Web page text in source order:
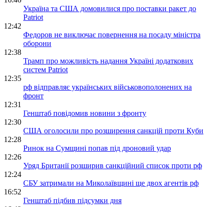
Україна та США домовилися про поставки ракет до
Patriot
12:42
Федоров не виключає повернення на посаду міністра
оборони
12:38
Трамп про можливість надання Україні додаткових
систем Patriot
12:35
рф відправляє українських військовополонених на
фронт
12:31
Генштаб повідомив новини з фронту
12:30
США оголосили про розширення санкцій проти Куби
12:28
Ринок на Сумщині попав під дроновий удар
12:26
Уряд Британії розширив санкційний список проти рф
12:24
СБУ затримали на Миколаївщині ще двох агентів рф
16:52
Генштаб підбив підсумки дня